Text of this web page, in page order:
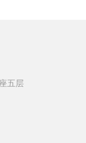
五层